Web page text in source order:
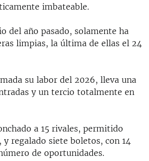
imbateable.
del año pasado, solamente ha
limpias, la última de ellas el 24
su labor del 2026, lleva una
y un tercio totalmente en
a 15 rivales, permitido
y regalado siete boletos, con 14
de oportunidades.